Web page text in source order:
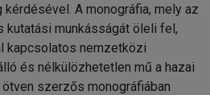
A monográfia, mely az
kutatási munkásságát öleli fel,
kapcsolatos nemzetközi
és nélkülözhetetlen mű a hazai
szerzős monográfiában